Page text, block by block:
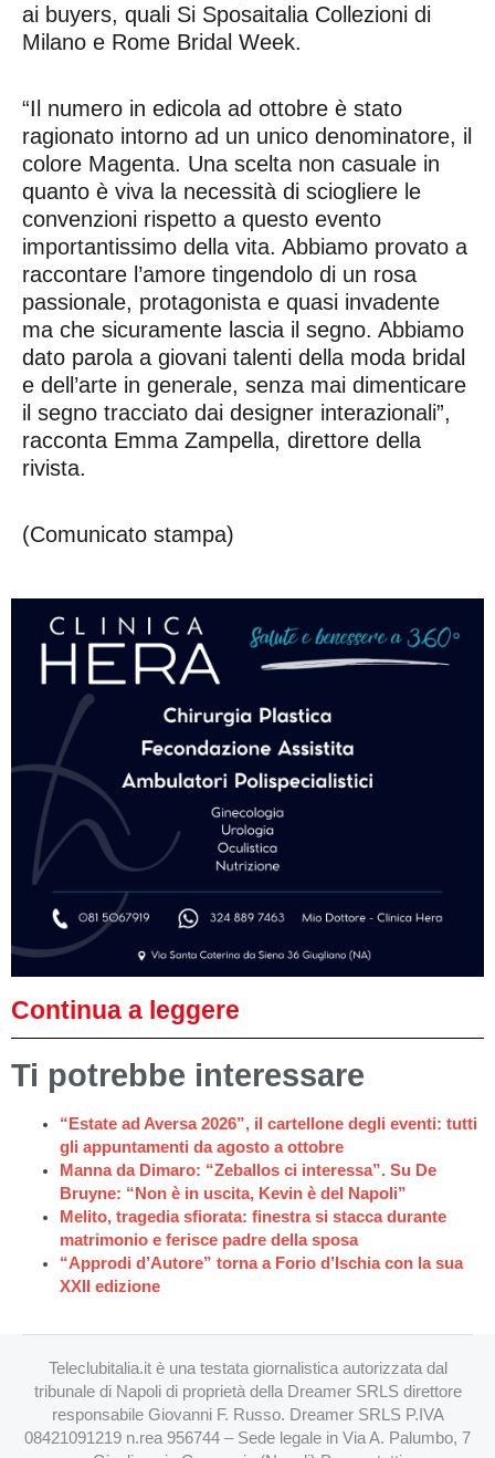
ai buyers, quali Si Sposaitalia Collezioni di
Milano e Rome Bridal Week.
“Il numero in edicola ad ottobre è stato
ragionato intorno ad un unico denominatore, il
colore Magenta. Una scelta non casuale in
quanto è viva la necessità di sciogliere le
convenzioni rispetto a questo evento
importantissimo della vita. Abbiamo provato a
raccontare l’amore tingendolo di un rosa
passionale, protagonista e quasi invadente
ma che sicuramente lascia il segno. Abbiamo
dato parola a giovani talenti della moda bridal
e dell’arte in generale, senza mai dimenticare
il segno tracciato dai designer interazionali”,
racconta Emma Zampella, direttore della
rivista.
(Comunicato stampa)
Continua a leggere
Ti potrebbe interessare
“Estate ad Aversa 2026”, il cartellone degli eventi: tutti
gli appuntamenti da agosto a ottobre
Manna da Dimaro: “Zeballos ci interessa”. Su De
Bruyne: “Non è in uscita, Kevin è del Napoli”
Melito, tragedia sfiorata: finestra si stacca durante
matrimonio e ferisce padre della sposa
“Approdi d’Autore” torna a Forio d’Ischia con la sua
XXII edizione
Teleclubitalia.it è una testata giornalistica autorizzata dal
tribunale di Napoli di proprietà della Dreamer SRLS direttore
responsabile Giovanni F. Russo. Dreamer SRLS P.IVA
08421091219 n.rea 956744 – Sede legale in Via A. Palumbo, 7